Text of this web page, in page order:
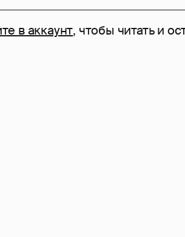
в аккаунт, чтобы читать и